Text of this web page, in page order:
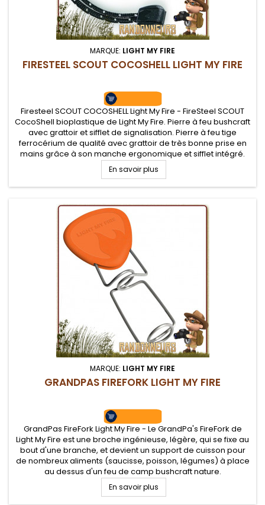
MARQUE: LIGHT MY FIRE
FIRESTEEL SCOUT COCOSHELL LIGHT MY FIRE
Firesteel SCOUT COCOSHELL Light My Fire - FireSteel SCOUT
CocoShell bioplastique de Light My Fire. Pierre à feu bushcraft
avec grattoir et sifflet de signalisation. Pierre à feu tige
ferrocérium de qualité avec grattoir de très bonne prise en
mains grâce à son manche ergonomique et sifflet intégré.
Grattoir on ne peux plus efficace pour de belles gerbes...
En savoir plus
MARQUE: LIGHT MY FIRE
GRANDPAS FIREFORK LIGHT MY FIRE
GrandPas FireFork Light My Fire - Le GrandPa's FireFork de
Light My Fire est une broche ingénieuse, légère, qui se fixe au
bout d'une branche, et devient un support de cuisson pour
de nombreux aliments (saucisse, poisson, légumes) à place
au dessus d'un feu de camp bushcraft nature.
En savoir plus